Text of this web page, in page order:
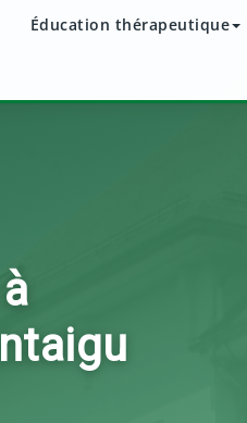
Éducation thérapeutique